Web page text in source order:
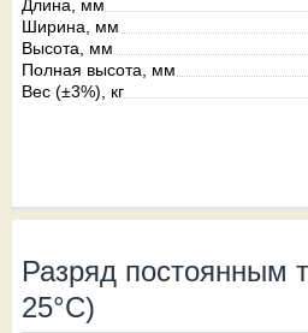
Длина, мм
Ширина, мм
Высота, мм
Полная высота, мм
Вес (±3%), кг
Разряд постоянным
25°С)